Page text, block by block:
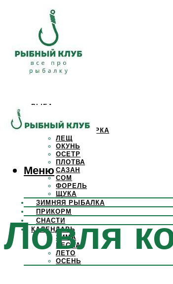
РЫБА
КАРП
КРАСНОПЕРКА
ЛЕЩ
ОКУНЬ
ОСЕТР
ПЛОТВА
САЗАН
СОМ
ФОРЕЛЬ
ЩУКА
ЗИМНЯЯ РЫБАЛКА
ПРИКОРМ
СНАСТИ
КАЛЕНДАРЬ
ЗИМА
ВЕСНА
ЛЕТО
ОСЕНЬ
Меню
Ловля